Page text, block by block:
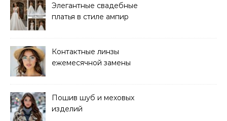
Элегантные свадебные
платья в стиле ампир
Контактные линзы
ежемесячной замены
Пошив шуб и меховых
изделий